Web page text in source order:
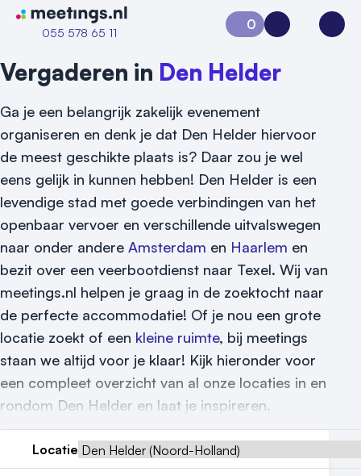
Naar home van Meetings
055 578 65 11
Vraag locatie aan
Locatiegids
Meld locatie aan
Nieuws
Reviews (5⭐️)
Contact
0
Aanvraag 0Inloggen
Vergaderen in Den Helder
Ga je een belangrijk zakelijk evenement
organiseren en denk je dat Den Helder hiervoor
de meest geschikte plaats is? Daar zou je wel
eens gelijk in kunnen hebben! Den Helder is een
levendige stad met goede verbindingen van het
openbaar vervoer en verschillende uitvalswegen
naar onder andere Amsterdam en Haarlem en
bezit over een veerbootdienst naar Texel. Wij van
meetings.nl helpen je graag in de zoektocht naar
de perfecte accommodatie! Of je nou een grote
locatie zoekt of een kleine ruimte, bij meetings
staan we altijd voor je klaar! Kijk hieronder voor
een compleet overzicht van al onze locaties in en
rondom Den Helder en laat je inspireren.
Locatie